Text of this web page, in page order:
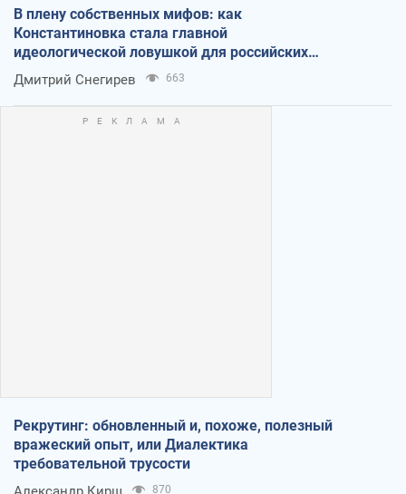
В плену собственных мифов: как
Константиновка стала главной
идеологической ловушкой для российских
оккупантов
Дмитрий Снегирев 663
Рекрутинг: обновленный и, похоже, полезный
вражеский опыт, или Диалектика
требовательной трусости
870